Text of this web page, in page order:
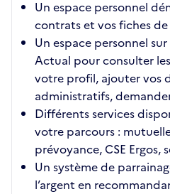
Un espace personnel
contrats et vos fiches
Un espace personnel
Actual pour consulter
votre profil, ajouter vos
administratifs,
Différents services
votre parcours :
prévoyance, CSE Ergos,
Un système de
l’argent en